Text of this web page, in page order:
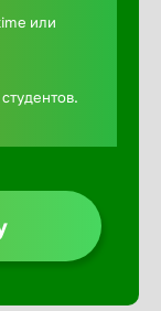
Анадырь
или